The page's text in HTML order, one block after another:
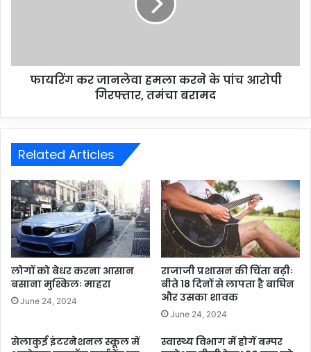
फायरिंग कर जानलेवा हमला करने के पांच आरोपी
गिरफ्तार, तमंचा बरामद
Related Articles
लोगों को बेधर करना आसान
बसाना मुश्किलः माहरा
June 24, 2024
राजाजी प्रशासन की चिंता बढ़ीः
बीते 18 दिनों से लापता है बाघिन
और उसका शावक
June 24, 2024
सेलाकुई इंटरनेशनल स्कूल में
स्वास्थ्य विभाग में होगें बम्पर